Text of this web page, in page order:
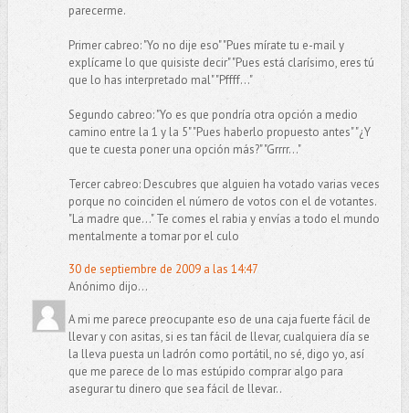
parecerme.
Primer cabreo: "Yo no dije eso" "Pues mírate tu e-mail y
explícame lo que quisiste decir" "Pues está clarísimo, eres tú
que lo has interpretado mal" "Pffff..."
Segundo cabreo: "Yo es que pondría otra opción a medio
camino entre la 1 y la 5" "Pues haberlo propuesto antes" "¿Y
que te cuesta poner una opción más?" "Grrrr..."
Tercer cabreo: Descubres que alguien ha votado varias veces
porque no coinciden el número de votos con el de votantes.
"La madre que..." Te comes el rabia y envías a todo el mundo
mentalmente a tomar por el culo
30 de septiembre de 2009 a las 14:47
Anónimo dijo...
A mi me parece preocupante eso de una caja fuerte fácil de
llevar y con asitas, si es tan fácil de llevar, cualquiera día se
la lleva puesta un ladrón como portátil, no sé, digo yo, así
que me parece de lo mas estúpido comprar algo para
asegurar tu dinero que sea fácil de llevar..